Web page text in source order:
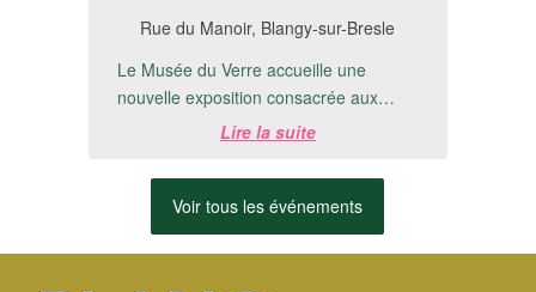
Rue du Manoir, Blangy-sur-Bresle
Le Musée du Verre accueille une
nouvelle exposition consacrée aux
créations de Michel Detré.📅 Du 8 juillet
Lire la suite
Voir tous les événements